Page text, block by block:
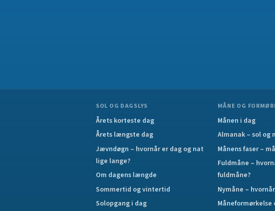
SOL OG DAGSLYS
Årets korteste dag
Årets længste dag
Jævndøgn – hvornår er dag og nat
lige lange?
Om dagens længde
Sommertid og vintertid
Solopgang i dag
MÅNE OG
Månen i dag
Almanak – sol og
Månens faser –
Fuldmåne –
fuldmåne?
Nymåne –
Måneformørkelse